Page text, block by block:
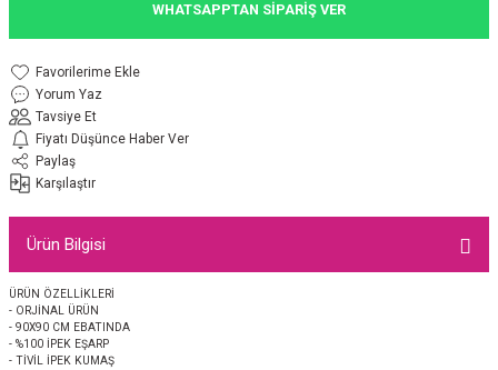
İPEK EŞARP
EŞARP 2025-2026 SONBAHAR KIŞ
EŞARP
ŞAL
JAKAR ŞAL
İpek Koton Şal
WHATSAPPTAN SİPARİŞ VER
Yorum Yaz
Tavsiye Et
Fiyatı Düşünce Haber Ver
Paylaş
Karşılaştır
Ürün Bilgisi
ÜRÜN ÖZELLİKLERİ
- ORJİNAL ÜRÜN
- 90X90 CM EBATINDA
- %100 İPEK EŞARP
- TİVİL İPEK KUMAŞ